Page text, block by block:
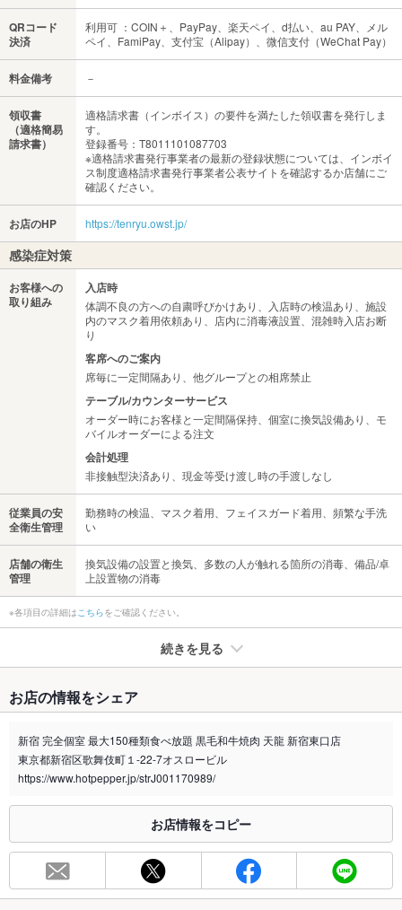
QRコード
決済
利用可 ：COIN＋、PayPay、楽天ペイ、d払い、au PAY、メル
ペイ、FamiPay、支付宝（Alipay）、微信支付（WeChat Pay）
料金備考 －
領収書
（適格簡易
請求書）
適格請求書（インボイス）の要件を満たした領収書を発行しま
す。
登録番号：T8011101087703
※適格請求書発行事業者の最新の登録状態については、インボイ
ス制度適格請求書発行事業者公表サイトを確認するか店舗にご
確認ください。
お店のHP https://tenryu.owst.jp/
感染症対策
お客様への
取り組み
入店時
体調不良の方への自粛呼びかけあり、入店時の検温あり、施設
内のマスク着用依頼あり、店内に消毒液設置、混雑時入店お断
り
客席へのご案内
席毎に一定間隔あり、他グループとの相席禁止
テーブル/カウンターサービス
オーダー時にお客様と一定間隔保持、個室に換気設備あり、モ
バイルオーダーによる注文
会計処理
非接触型決済あり、現金等受け渡し時の手渡しなし
従業員の安
全衛生管理
勤務時の検温、マスク着用、フェイスガード着用、頻繁な手洗
い
店舗の衛生
管理
換気設備の設置と換気、多数の人が触れる箇所の消毒、備品/卓
上設置物の消毒
※各項目の詳細はこちらをご確認ください。
続きを見る
禁煙・喫煙 全席禁煙
喫煙専用室 なし
※2020年4月1日～受動喫煙対策に関する法律が施行されています。正しい情報はお店へお問い
総席数
56席(90分全55品お得な食べ放題プラン「得々食べ放題プラ
ン」2500円♪)
お店の情報をシェア
新宿 完全個室 最大150種類食べ放題 黒毛和牛焼肉 天龍 新宿東口店
東京都新宿区歌舞伎町１-22-7オスロービル
https://www.hotpepper.jp/strJ001170989/
お店情報をコピー